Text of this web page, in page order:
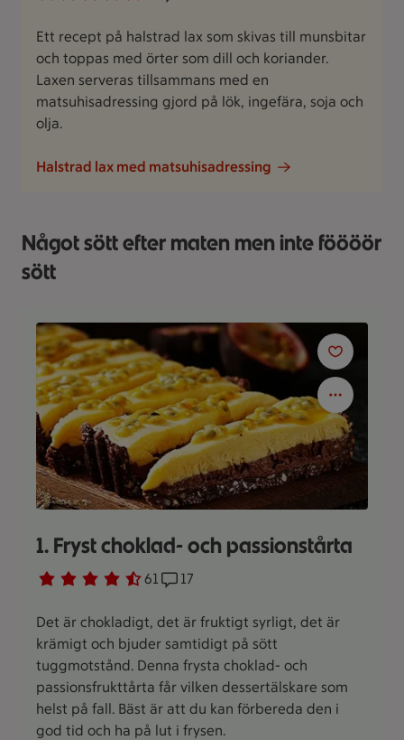
Ett recept på halstrad lax som skivas till munsbitar
och toppas med örter som dill och koriander.
Laxen serveras tillsammans med en
matsuhisadressing gjord på lök, ingefära, soja och
olja.
Halstrad lax med matsuhisadressing
Något sött efter maten men inte föööör
sött
1. Fryst choklad- och passionstårta
Betyg 4.1 av 5. 61
61 personer har röstatReceptet har 17 kommentarer
17
Det är chokladigt, det är fruktigt syrligt, det är
krämigt och bjuder samtidigt på sött
tuggmotstånd. Denna frysta choklad- och
passionsfrukttårta får vilken dessertälskare som
helst på fall. Bäst är att du kan förbereda den i
god tid och ha på lut i frysen.